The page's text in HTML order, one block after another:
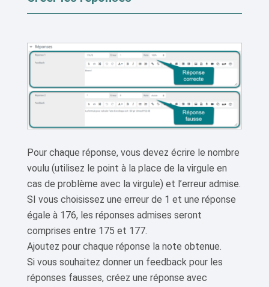
Pour chaque réponse, vous devez écrire le nombre
voulu (utilisez le point à la place de la virgule en
cas de problème avec la virgule) et l’erreur admise.
SI vous choisissez une erreur de 1 et une réponse
égale à 176, les réponses admises seront
comprises entre 175 et 177.
Ajoutez pour chaque réponse la note obtenue.
Si vous souhaitez donner un feedback pour les
réponses fausses, créez une réponse avec